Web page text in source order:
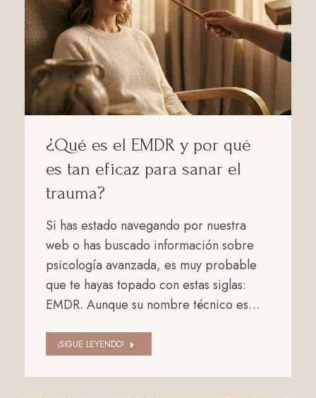
¿Qué es el EMDR y por qué
es tan eficaz para sanar el
trauma?
Si has estado navegando por nuestra
web o has buscado información sobre
psicología avanzada, es muy probable
que te hayas topado con estas siglas:
EMDR. Aunque su nombre técnico es…
¡SIGUE LEYENDO!